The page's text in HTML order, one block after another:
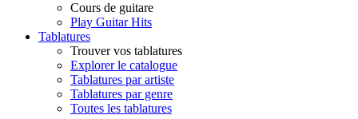
Cours de guitare
Play Guitar Hits
Tablatures
Trouver vos tablatures
Explorer le catalogue
Tablatures par artiste
Tablatures par genre
Toutes les tablatures